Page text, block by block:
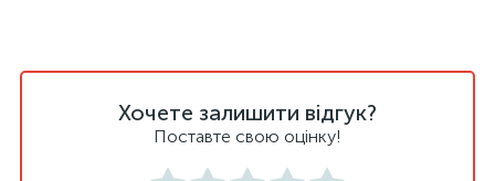
Хочете залишити відгук?
Поставте свою оцінку!